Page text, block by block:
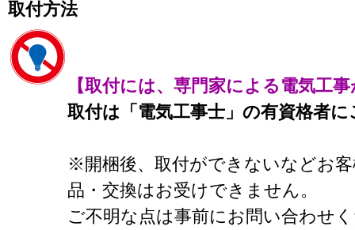
取付方法
【取付には、専門家による電気工
取付は「電気工事士」の有資格者
※開梱後、取付ができないなどお
品・交換はお受けできません。
ご不明な点は事前にお問い合わせ